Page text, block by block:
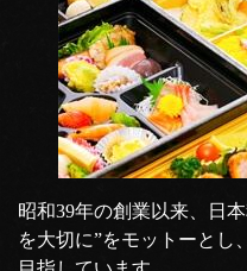
昭和39年の創業以来、日
を大切に”をモットーとし